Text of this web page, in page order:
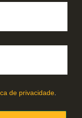
de privacidade